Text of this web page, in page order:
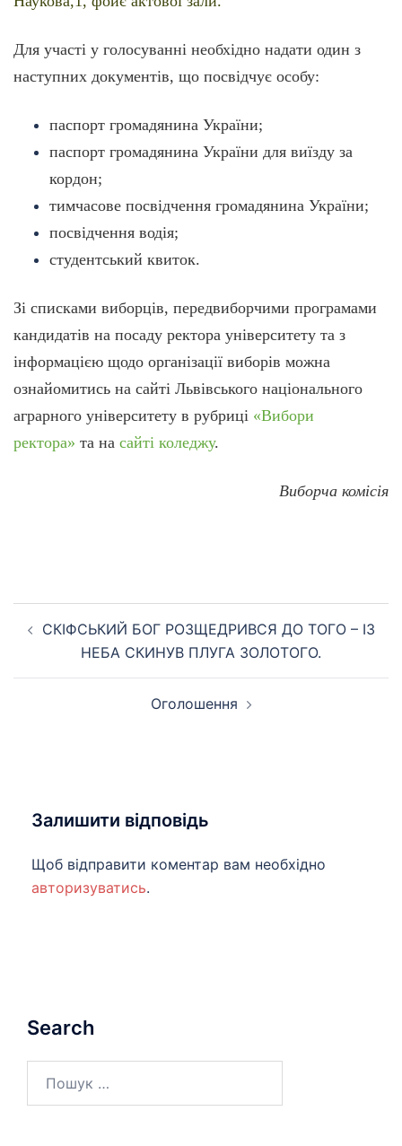
Для участі у голосуванні необхідно надати один з
наступних документів, що посвідчує особу:
паспорт громадянина України;
паспорт громадянина України для виїзду за
кордон;
тимчасове посвідчення громадянина України;
посвідчення водія;
студентський квиток.
Зі списками виборців, передвиборчими програмами
кандидатів на посаду ректора університету та з
інформацією щодо організації виборів можна
ознайомитись на сайті Львівського національного
аграрного університету в рубриці «Вибори
ректора» та на сайті коледжу.
Виборча комісія
по
запису
СКІФСЬКИЙ БОГ РОЗЩЕДРИВСЯ ДО ТОГО – ІЗ
НЕБА СКИНУВ ПЛУГА ЗОЛОТОГО.
Оголошення
Залишити відповідь
Щоб відправити коментар вам необхідно
авторизуватись.
Search